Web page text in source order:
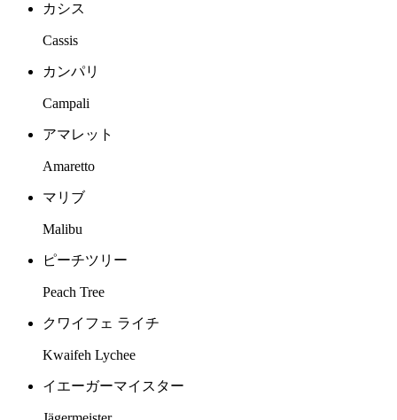
カシス
Cassis
カンパリ
Campali
アマレット
Amaretto
マリブ
Malibu
ピーチツリー
Peach Tree
クワイフェ ライチ
Kwaifeh Lychee
イエーガーマイスター